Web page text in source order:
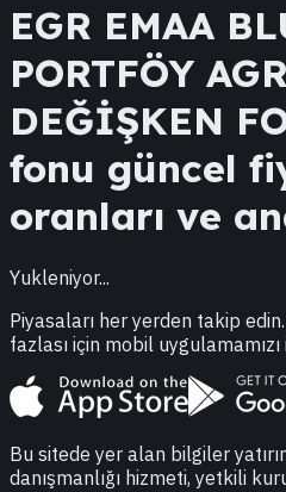
EGR EMAA
PORTFÖY
DEĞİŞKEN
fonu güncel
oranları ve
Yukleniyor...
Piyasaları her yerden takip
fazlası için mobil uygulamamızı
Bu sitede yer alan bilgiler
danışmanlığı hizmeti, yetkili